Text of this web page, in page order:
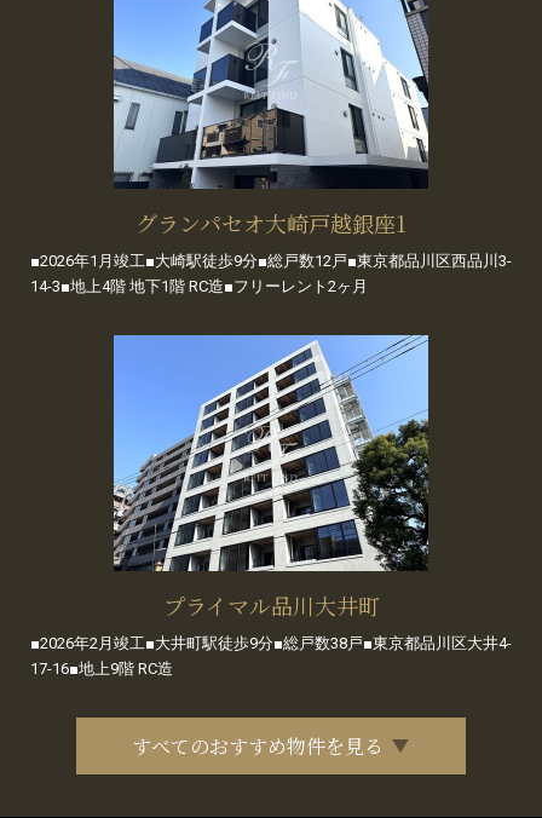
グランパセオ大崎戸越銀座1
■2026年1月竣工■大崎駅徒歩9分■総戸数12戸■東京都品川区西品川3-
14-3■地上4階 地下1階 RC造■フリーレント2ヶ月
プライマル品川大井町
■2026年2月竣工■大井町駅徒歩9分■総戸数38戸■東京都品川区大井4-
17-16■地上9階 RC造
すべてのおすすめ物件を見る